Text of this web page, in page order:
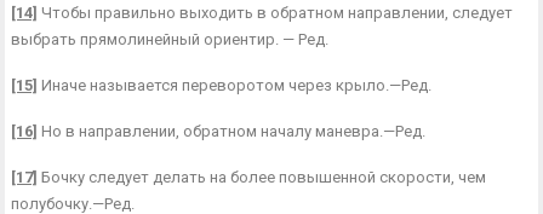
[14] Чтобы правильно выходить в обратном направлении, следует
выбрать прямолинейный ориентир. — Ред.
[15] Иначе называется переворотом через крыло.—Ред.
[16] Но в направлении, обратном началу маневра.—Ред.
[17] Бочку следует делать на более повышенной скорости, чем
полубочку.—Ред.